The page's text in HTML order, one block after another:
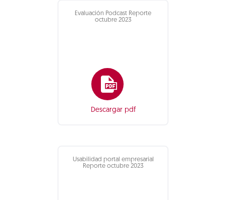
Evaluación Podcast Reporte
octubre 2023
Descargar pdf
Usabilidad portal empresarial
Reporte octubre 2023